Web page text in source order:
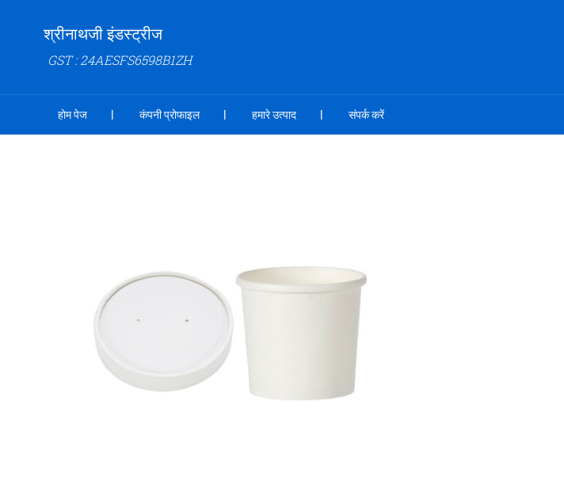
श्रीनाथजी इंडस्ट्रीज
GST : 24AESFS6598B1ZH
होम पेज कंपनी प्रोफाइल हमारे उत्पाद संपर्क करें